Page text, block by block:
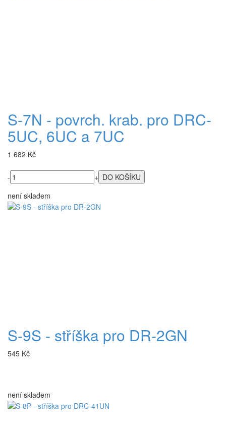
S-7N - povrch. krab. pro DRC-
5UC, 6UC a 7UC
1 682 Kč
-
+
není skladem
S-9S - stříška pro DR-2GN
545 Kč
není skladem